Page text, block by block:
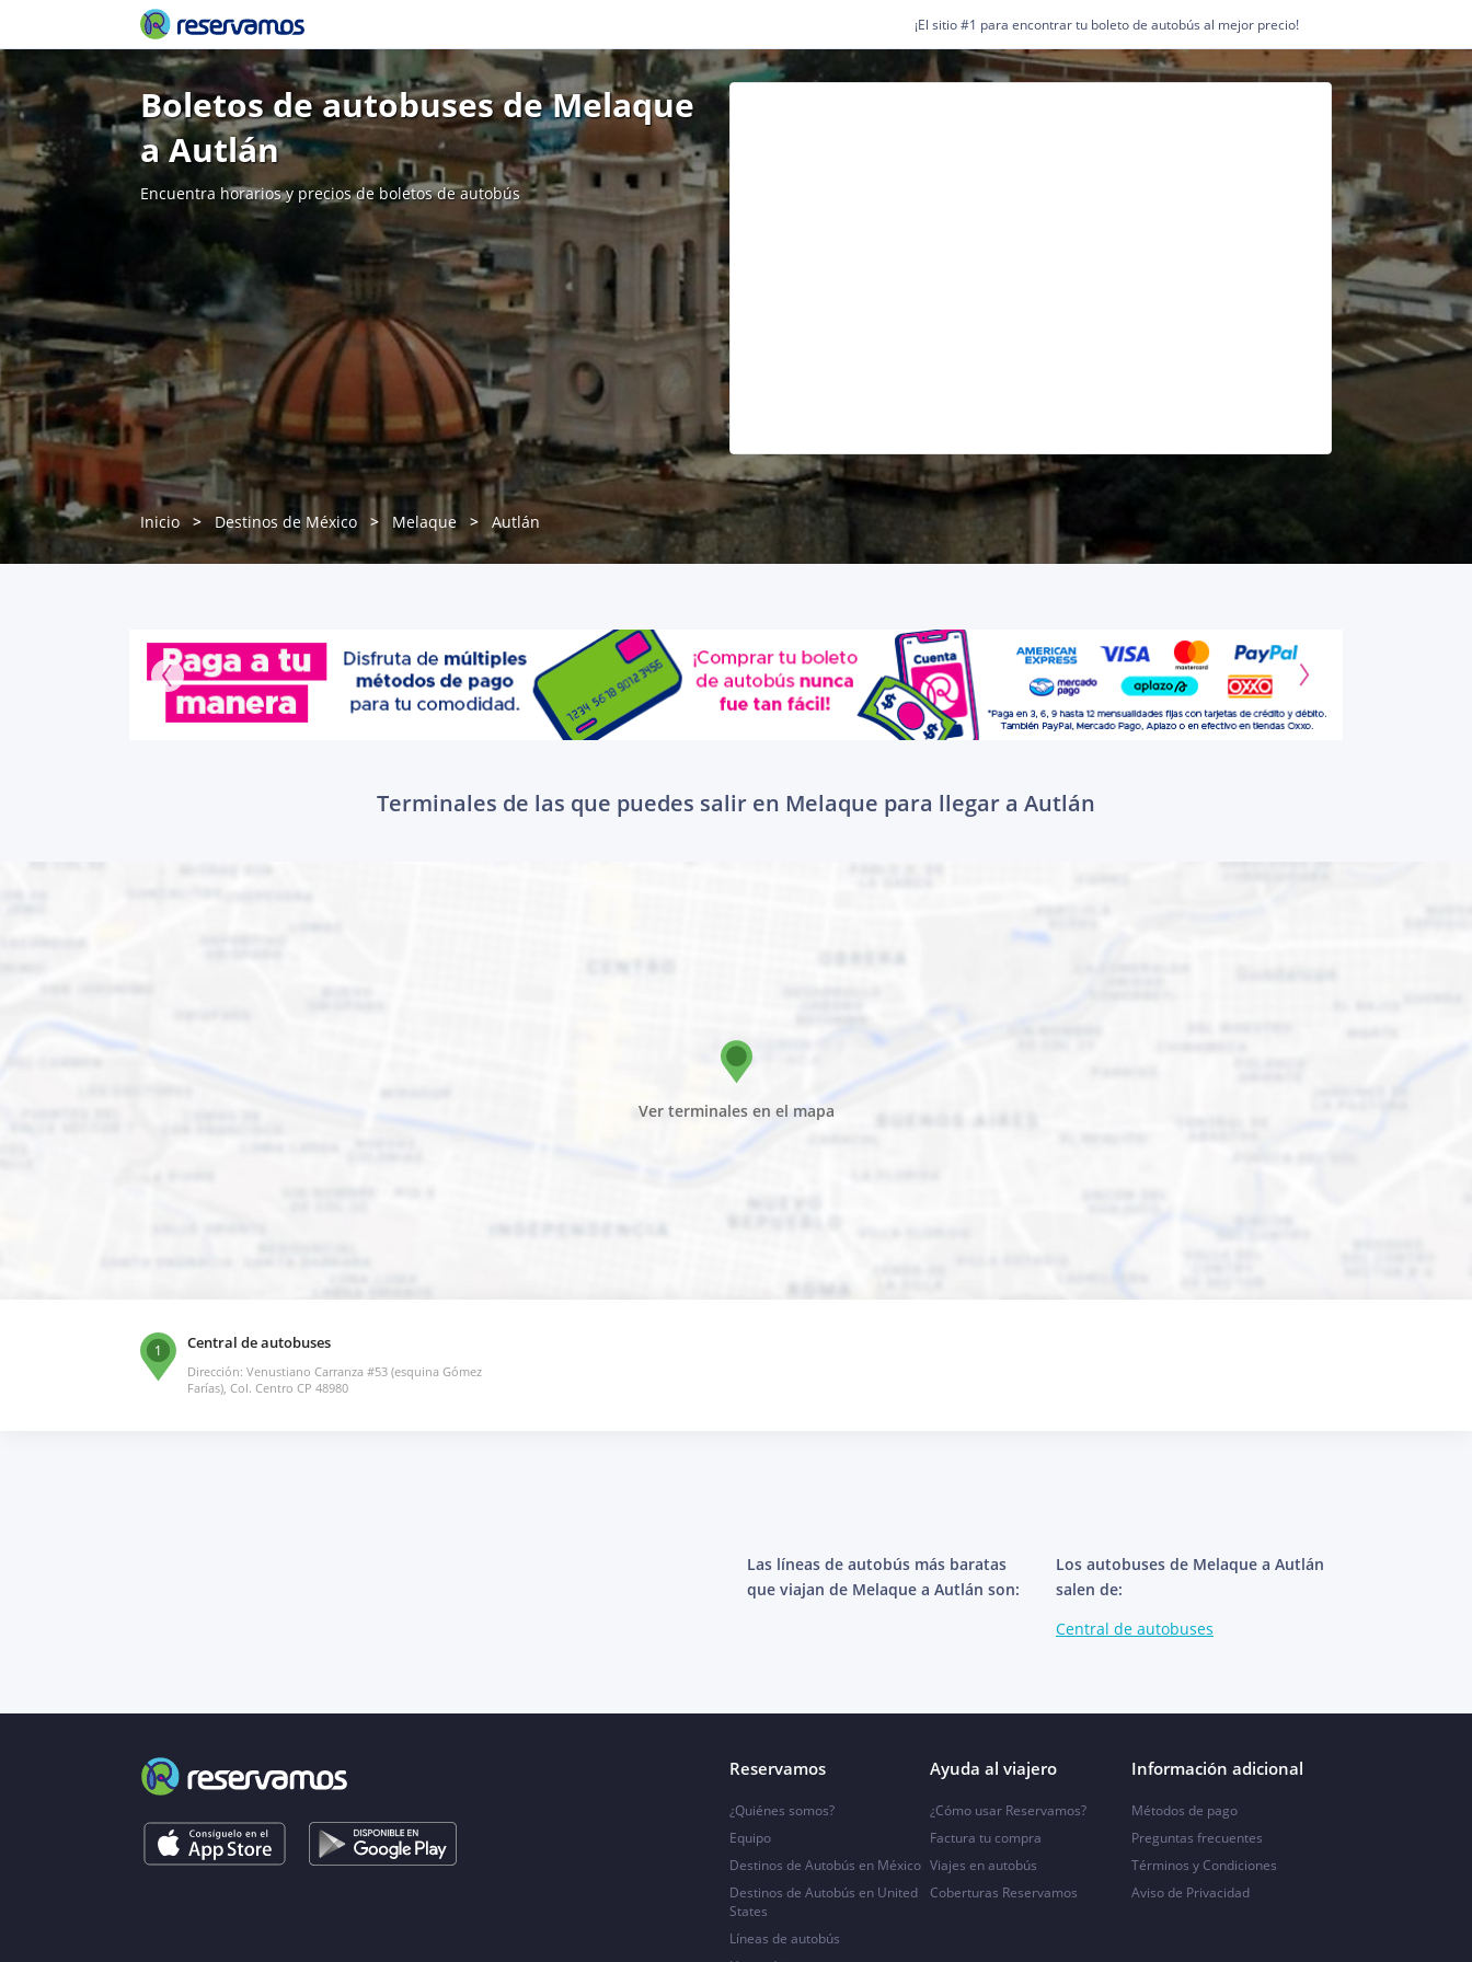
¡El sitio #1 para encontrar tu boleto de autobús al mejor precio!
Boletos de autobuses de Melaque
a Autlán
Encuentra horarios y precios de boletos de autobús
Inicio Destinos de México Melaque Autlán
Terminales de las que puedes salir en Melaque para llegar a Autlán
Ver terminales en el mapa
1 Central de autobuses
Dirección: Venustiano Carranza #53 (esquina Gómez
Farías), Col. Centro CP 48980
Las líneas de autobús más baratas
que viajan de Melaque a Autlán son:
Los autobuses de Melaque a Autlán
salen de:
Central de autobuses
Reservamos
¿Quiénes somos?
Equipo
Destinos de Autobús en México
Destinos de Autobús en United
States
Líneas de autobús
Ayuda al viajero
¿Cómo usar Reservamos?
Factura tu compra
Viajes en autobús
Coberturas Reservamos
Información adicional
Métodos de pago
Preguntas frecuentes
Términos y Condiciones
Aviso de Privacidad